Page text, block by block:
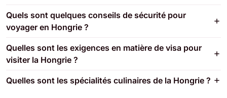
Quels sont quelques conseils de sécurité pour
voyager en Hongrie ?
Quelles sont les exigences en matière de visa pour
visiter la Hongrie ?
Quelles sont les spécialités culinaires de la Hongrie ?